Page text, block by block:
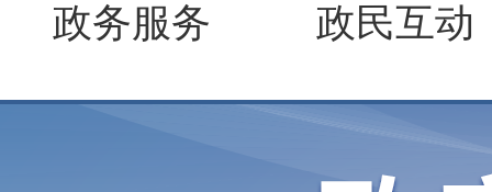
政务服务
政民互动